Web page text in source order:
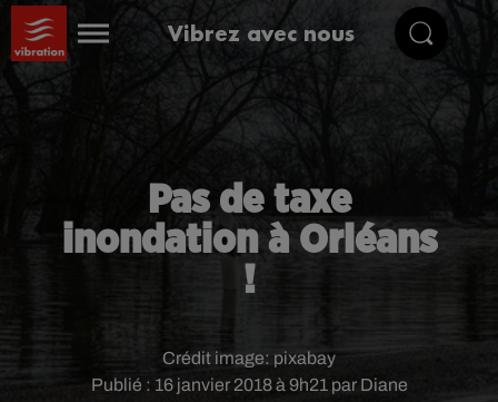
Vibrez avec nous
Pas de taxe
inondation à Orléans
!
Publié : 16 janvier 2018 à 9h21 par Diane
Crédit image: pixabay